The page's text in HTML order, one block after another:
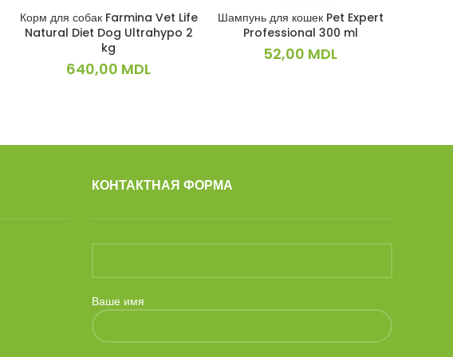
В КОРЗИНУ
Корм для собак Farmina Vet Life
Natural Diet Dog Ultrahypo 2
kg
640,00 MDL
В КОРЗИНУ
Шампунь для кошек Pet Expert
Professional 300 ml
52,00 MDL
КОНТАКТНАЯ ФОРМА
Ваше имя